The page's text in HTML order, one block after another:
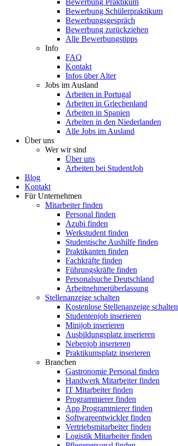
Bewerbung Praktikum
Bewerbung Schülerpraktikum
Bewerbungsgespräch
Bewerbung zurückziehen
Alle Bewerbungstipps
Info
FAQ
Kontakt
Infos über Alter
Jobs im Ausland
Arbeiten in Portugal
Arbeiten in Griechenland
Arbeiten in Spanien
Arbeiten in den Niederlanden
Alle Jobs im Ausland
Über uns
Wer wir sind
Über uns
Arbeiten bei StudentJob
Blog
Kontakt
Für Unternehmen
Mitarbeiter finden
Personal finden
Azubi finden
Werkstudent finden
Studentische Aushilfe finden
Praktikanten finden
Fachkräfte finden
Führungskräfte finden
Personalsuche Deutschland
Arbeitnehmerüberlassung
Stellenanzeige schalten
Kostenlose Stellenanzeige schalten
Studentenjob inserieren
Minijob inserieren
Ausbildungsplatz inserieren
Nebenjob inserieren
Praktikumsplatz inserieren
Branchen
Gastronomie Personal finden
Handwerk Mitarbeiter finden
IT Mitarbeiter finden
Programmierer finden
App Programmierer finden
Softwareentwickler finden
Vertriebsmitarbeiter finden
Logistik Mitarbeiter finden